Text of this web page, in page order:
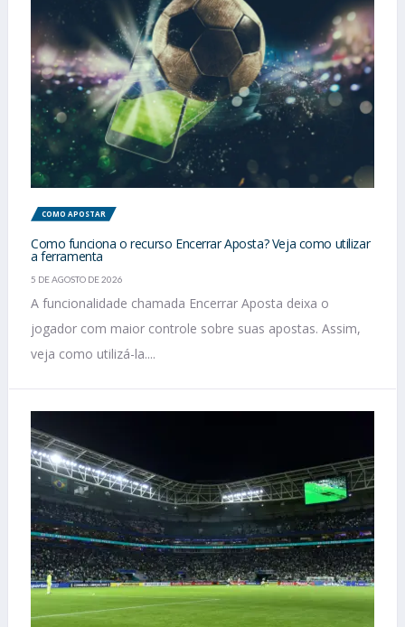
COMO APOSTAR
Como funciona o recurso Encerrar Aposta? Veja como utilizar
a ferramenta
5 DE AGOSTO DE 2026
A funcionalidade chamada Encerrar Aposta deixa o
jogador com maior controle sobre suas apostas. Assim,
veja como utilizá-la....